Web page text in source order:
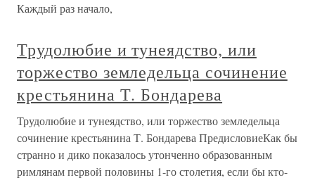
Каждый раз начало,
Трудолюбие и тунеядство, или
торжество земледельца сочинение
крестьянина Т. Бондарева
Трудолюбие и тунеядство, или торжество земледельца
сочинение крестьянина Т. Бондарева ПредисловиеКак бы
странно и дико показалось утонченно образованным
римлянам первой половины 1-го столетия, если бы кто-